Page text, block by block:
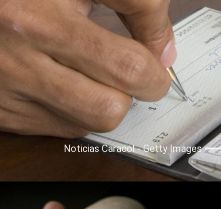
Noticias Caracol - Getty Images